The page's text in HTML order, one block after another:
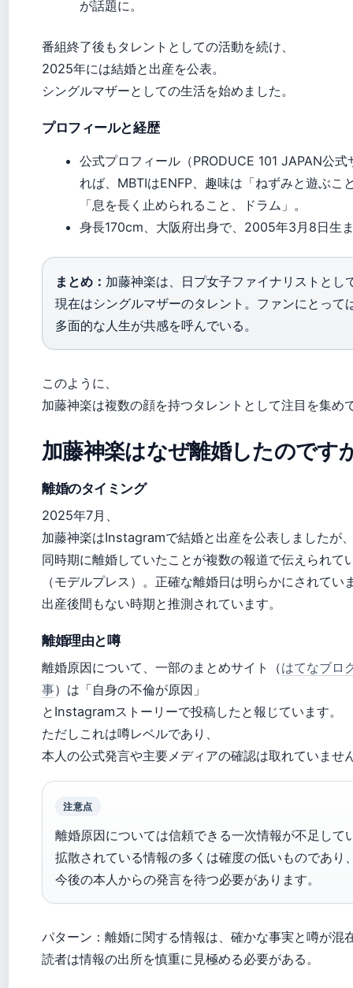
が話題に。
番組終了後もタレントとしての活動を続け、
2025年には結婚と出産を公表。
シングルマザーとしての生活を始めました。
プロフィールと経歴
公式プロフィール（PRODUCE 101 JAPAN公式
れば、MBTIはENFP、趣味は「ねずみと遊ぶこ
「息を長く止められること、ドラム」。
身長170cm、大阪府出身で、2005年3月8日生
まとめ： 加藤神楽は、日プ女子ファイナリストとし
現在はシングルマザーのタレント。ファンにとって
多面的な人生が共感を呼んでいる。
このように、
加藤神楽は複数の顔を持つタレントとして注目を集め
加藤神楽はなぜ離婚したのです
離婚のタイミング
2025年7月、
加藤神楽はInstagramで結婚と出産を公表しましたが
同時期に離婚していたことが複数の報道で伝えられて
（モデルプレス）。正確な離婚日は明らかにされてい
出産後間もない時期と推測されています。
離婚理由と噂
離婚原因について、一部のまとめサイト（はてなブロ
事）は「自身の不倫が原因」
とInstagramストーリーで投稿したと報じています。
ただしこれは噂レベルであり、
本人の公式発言や主要メディアの確認は取れていませ
注意点
離婚原因については信頼できる一次情報が不足して
拡散されている情報の多くは確度の低いものであり
今後の本人からの発言を待つ必要があります。
パターン：離婚に関する情報は、確かな事実と噂が混
読者は情報の出所を慎重に見極める必要がある。